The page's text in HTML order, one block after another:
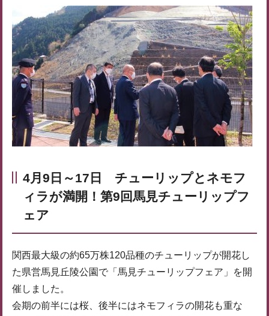
4月9日～17日 チューリップとネモフ
ィラが満開！第9回馬見チューリップフ
ェア
関西最大級の約65万株120品種のチューリップが開花し
た県営馬見丘陵公園で「馬見チューリップフェア」を開
催しました。
会期の前半には桜、後半にはネモフィラの開花も重な